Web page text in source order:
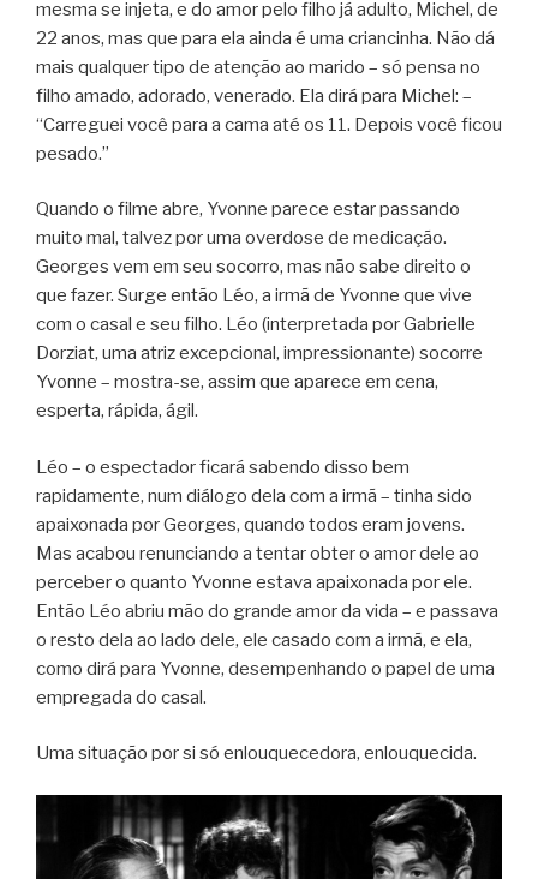
mesma se injeta, e do amor pelo filho já adulto, Michel, de
22 anos, mas que para ela ainda é uma criancinha. Não dá
mais qualquer tipo de atenção ao marido – só pensa no
filho amado, adorado, venerado. Ela dirá para Michel: –
“Carreguei você para a cama até os 11. Depois você ficou
pesado.”
Quando o filme abre, Yvonne parece estar passando
muito mal, talvez por uma overdose de medicação.
Georges vem em seu socorro, mas não sabe direito o
que fazer. Surge então Léo, a irmã de Yvonne que vive
com o casal e seu filho. Léo (interpretada por Gabrielle
Dorziat, uma atriz excepcional, impressionante) socorre
Yvonne – mostra-se, assim que aparece em cena,
esperta, rápida, ágil.
Léo – o espectador ficará sabendo disso bem
rapidamente, num diálogo dela com a irmã – tinha sido
apaixonada por Georges, quando todos eram jovens.
Mas acabou renunciando a tentar obter o amor dele ao
perceber o quanto Yvonne estava apaixonada por ele.
Então Léo abriu mão do grande amor da vida – e passava
o resto dela ao lado dele, ele casado com a irmã, e ela,
como dirá para Yvonne, desempenhando o papel de uma
empregada do casal.
Uma situação por si só enlouquecedora, enlouquecida.